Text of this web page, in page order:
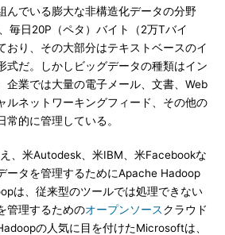
んでいる膨大な非構造化データの分野
毎日20P（ペタ）バイト（2万Tバイ
おり、その大部分はテキストベースのイ
式だ。しかしビッグデータの種類はイン
企業では大量の電子メール、文書、Web
ルネットワーキングフィード、その他の
的に管理している。
、米Autodesk、米IBM、米Facebookな
ータを管理するためにApache Hadoop
は、従来型のツールでは処理できない
管理するためのオープンソースクラウド
の人気に目を付けたMicrosoftは、